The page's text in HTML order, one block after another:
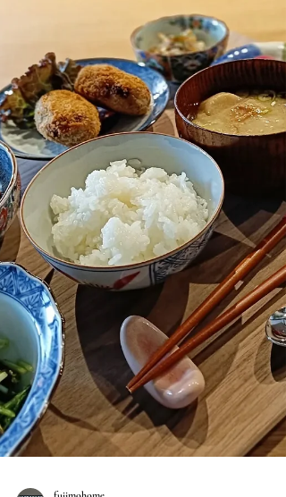
った」 そんな熱い想いをお持ちの方、リフ
ォーム中の今だからこそ、一緒にこの建物
「これから」を話しませんか？ 完成してか
らでは作れない、あなただけのこだわりを
映できるチャンスかもしれません。 少しで
も気になった方、まずは一度お話ししまし
う。 ご連絡をお待ちしております！ そし
て、現在リフォームを進めている古民家の